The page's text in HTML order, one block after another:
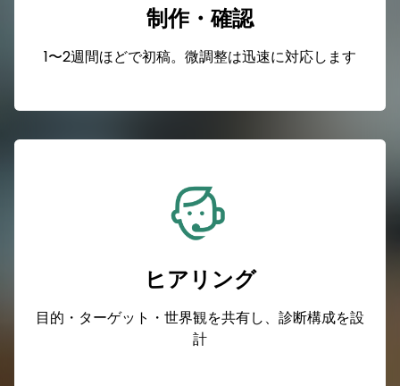
制作・確認
1〜2週間ほどで初稿。微調整は迅速に対応します
ヒアリング
目的・ターゲット・世界観を共有し、診断構成を設
計